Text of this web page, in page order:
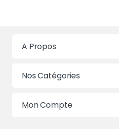
A Propos
Nos Catégories
Mon Compte